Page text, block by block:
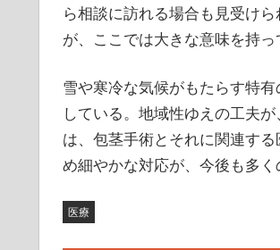
ら相談に訪れる場合も見受け
が、ここでは大きな意味を持っ
雪や寒冷な気候がもたらす特
している。地域性ゆえの工夫
は、包茎手術とそれに関連す
め細やかな対応が、今後も多く
医療